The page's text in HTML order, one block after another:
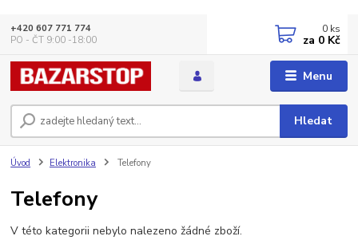
Menu
Hledat
+420 607 771 774
PO - ČT 9:00 -18:00
0 ks
za 0 Kč
Úvod Elektronika Telefony
Telefony
V této kategorii nebylo nalezeno žádné zboží.